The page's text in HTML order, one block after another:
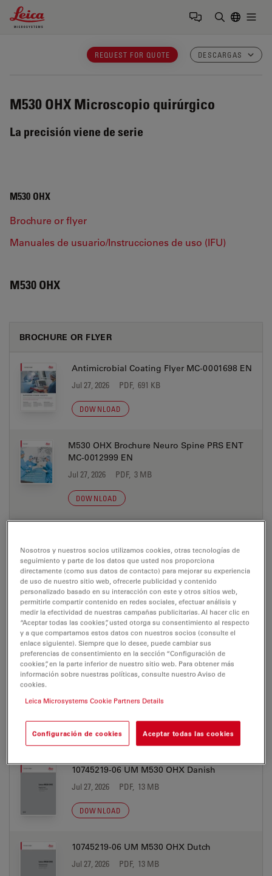
Leica Microsystems Logo
REQUEST FOR QUOTE DESCARGAS
M530 OHX Microscopio quirúrgico
La precisión viene de serie
M530 OHX
Brochure or flyer
Manuales de usuario/Instrucciones de uso (IFU)
M530 OHX
BROCHURE OR FLYER
Antimicrobial Coating Flyer MC-0001698 EN
Jul 27, 2026 PDF, 691 KB
DOWNLOAD
M530 OHX Brochure Neuro Spine PRS ENT
MC-0012999 EN
Jul 27, 2026 PDF, 3 MB
DOWNLOAD
MANUALES DE USUARIO/INSTRUCCIONES DE USO
(IFU)
10745219-06 UM M530 OHX Arabic
Jul 27, 2026 PDF, 13 MB
DOWNLOAD
DOWNLOAD
10745219-06 UM M530 OHX Danish
Jul 27, 2026 PDF, 13 MB
DOWNLOAD
10745219-06 UM M530 OHX Dutch
Jul 27, 2026 PDF, 13 MB
Nosotros y nuestros socios utilizamos cookies, otras tecnologías de
seguimiento y parte de los datos que usted nos proporciona
directamente (como sus datos de contacto) para mejorar su experiencia
de uso de nuestro sitio web, ofrecerle publicidad y contenido
personalizado basado en su interacción con este y otros sitios web,
permitirle compartir contenido en redes sociales, efectuar análisis y
medir la efectividad de nuestras campañas publicitarias. Al hacer clic en
“Aceptar todas las cookies”, usted otorga su consentimiento al respecto
y a que compartamos estos datos con nuestros socios (consulte el
enlace siguiente). Siempre que lo desee, puede cambiar sus
preferencias de consentimiento en la sección “Configuración de
cookies”, en la parte inferior de nuestro sitio web. Para obtener más
información sobre nuestras políticas, consulte nuestro Aviso de
cookies.
Leica Microsystems Cookie Partners Details
Configuración de cookies Aceptar todas las cookies